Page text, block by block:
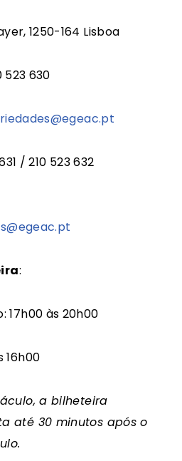
1250-164 Lisboa
523 630
/ 210 523 632
:
17h00 às 20h00
16h00
a bilheteira
até 30 minutos após o